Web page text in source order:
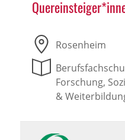
Rosenheim
Forschung,
&